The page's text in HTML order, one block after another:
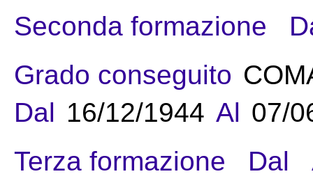
Seconda formazione
Grado conseguito
Dal 16/12/1944 Al 07/
Terza formazione
Dal